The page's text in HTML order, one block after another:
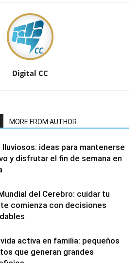
Digital CC
MORE FROM AUTHOR
lluviosos: ideas para mantenerse
y disfrutar el fin de semana en
del Cerebro: cuidar tu
comienza con decisiones
vida activa en familia: pequeños
que generan grandes